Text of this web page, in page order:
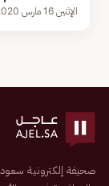
الإثنين 16 مارس 2020